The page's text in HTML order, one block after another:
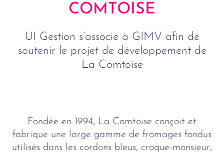
COMTOISE
UI Gestion s’associe à GIMV afin de
soutenir le projet de développement de
La Comtoise
Fondée en 1994, La Comtoise conçoit et
fabrique une large gamme de fromages fondus
utilisés dans les cordons bleus, croque-monsieur,